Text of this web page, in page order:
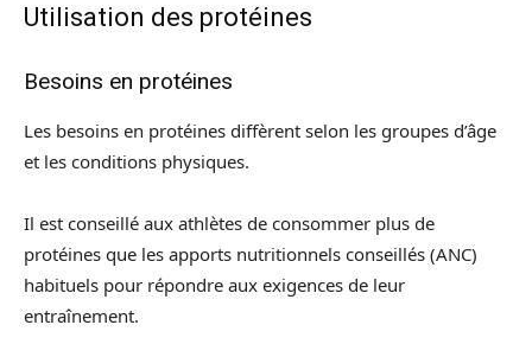
Utilisation des protéines
Besoins en protéines
Les besoins en protéines diffèrent selon les groupes d’âge
et les conditions physiques.
Il est conseillé aux athlètes de consommer plus de
protéines que les apports nutritionnels conseillés (ANC)
habituels pour répondre aux exigences de leur
entraînement.